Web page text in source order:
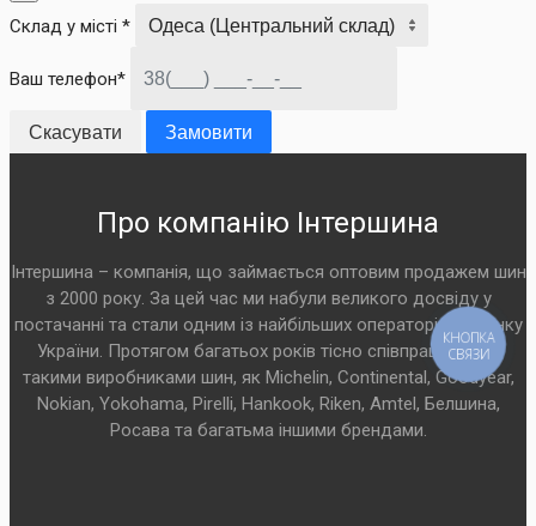
Склад у місті *
Ваш телефон*
Скасувати Замовити
Про компанію Інтершина
Інтершина – компанія, що займається оптовим продажем шин
з 2000 року. За цей час ми набули великого досвіду у
постачанні та стали одним із найбільших операторів на ринку
України. Протягом багатьох років тісно співпрацюємо з
такими виробниками шин, як Michelin, Continental, Goodyear,
Nokian, Yokohama, Pirelli, Hankook, Riken, Amtel, Белшина,
Росава та багатьма іншими брендами.
КНОПКА
СВЯЗИ